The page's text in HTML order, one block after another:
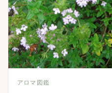
アロマ図鑑